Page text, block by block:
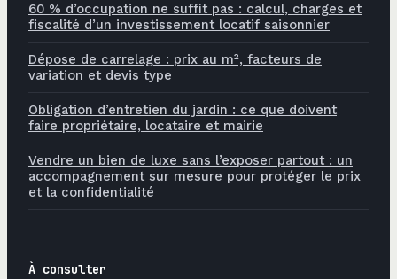
60 % d’occupation ne suffit pas : calcul, charges et
fiscalité d’un investissement locatif saisonnier
Dépose de carrelage : prix au m², facteurs de
variation et devis type
Obligation d’entretien du jardin : ce que doivent
faire propriétaire, locataire et mairie
Vendre un bien de luxe sans l’exposer partout : un
accompagnement sur mesure pour protéger le prix
et la confidentialité
À consulter